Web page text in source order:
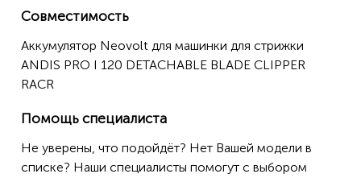
Совместимость
Аккумулятор Neovolt для машинки для стрижки
ANDIS PRO I 120 DETACHABLE BLADE CLIPPER
RACR
Помощь специалиста
Не уверены, что подойдёт? Нет Вашей модели в
списке? Наши специалисты помогут с выбором